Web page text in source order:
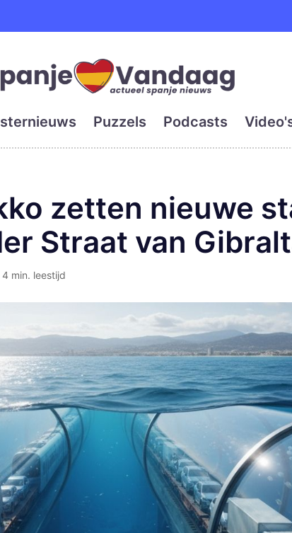
grootste digitale
Puzzels Podcasts
zetten nieuwe
Straat van
min. leestijd